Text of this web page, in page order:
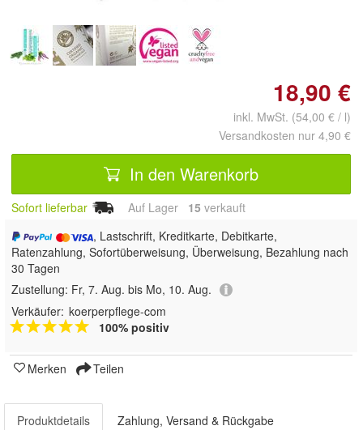
18,90 €
inkl. MwSt. (54,00 € / l)
Versandkosten nur 4,90 €
In den Warenkorb
Sofort lieferbar Auf Lager 15 verkauft
, Lastschrift, Kreditkarte, Debitkarte,
Ratenzahlung, Sofortüberweisung, Überweisung, Bezahlung nach
30 Tagen
Zustellung: Fr, 7. Aug. bis Mo, 10. Aug.
Verkäufer: koerperpflege-com
100% positiv
Merken Teilen
Produktdetails Zahlung, Versand & Rückgabe